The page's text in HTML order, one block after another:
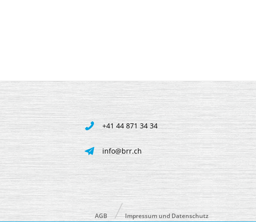
+41 44 871 34 34
info@brr.ch
AGB Impressum und Datenschutz